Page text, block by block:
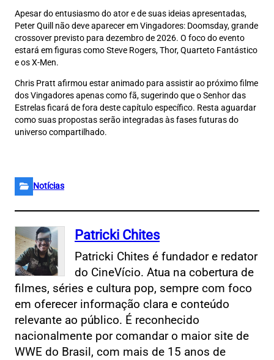
Apesar do entusiasmo do ator e de suas ideias apresentadas,
Peter Quill não deve aparecer em Vingadores: Doomsday, grande
crossover previsto para dezembro de 2026. O foco do evento
estará em figuras como Steve Rogers, Thor, Quarteto Fantástico
e os X-Men.
Chris Pratt afirmou estar animado para assistir ao próximo filme
dos Vingadores apenas como fã, sugerindo que o Senhor das
Estrelas ficará de fora deste capítulo específico. Resta aguardar
como suas propostas serão integradas às fases futuras do
universo compartilhado.
Notícias
Patricki Chites
Patricki Chites é fundador e redator
do CineVício. Atua na cobertura de
filmes, séries e cultura pop, sempre com foco
em oferecer informação clara e conteúdo
relevante ao público. É reconhecido
nacionalmente por comandar o maior site de
WWE do Brasil, com mais de 15 anos de